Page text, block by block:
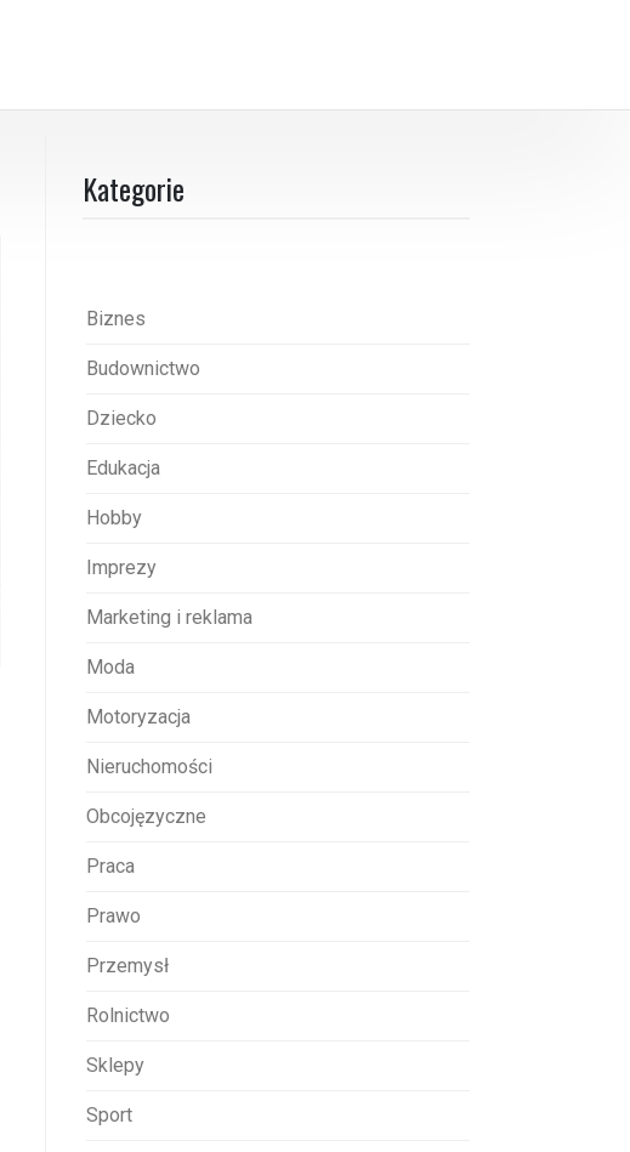
Kategorie
Biznes
Budownictwo
Dziecko
Edukacja
Hobby
Imprezy
Marketing i reklama
Moda
Motoryzacja
Nieruchomości
Obcojęzyczne
Praca
Prawo
Przemysł
Rolnictwo
Sklepy
Sport